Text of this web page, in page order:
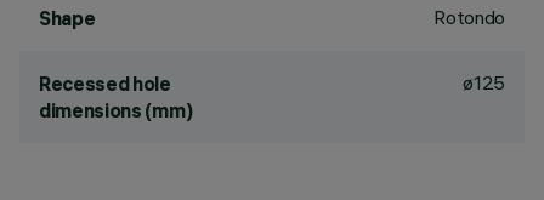
Shape Rotondo
Recessed hole
dimensions (mm)
ø125